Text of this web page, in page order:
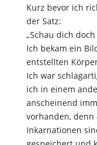
Kurz bevor ich
der Satz:
„Schau dich
Ich bekam ein
entstellten
Ich war
ich in einem
anscheinend
vorhanden,
Inkarnationen